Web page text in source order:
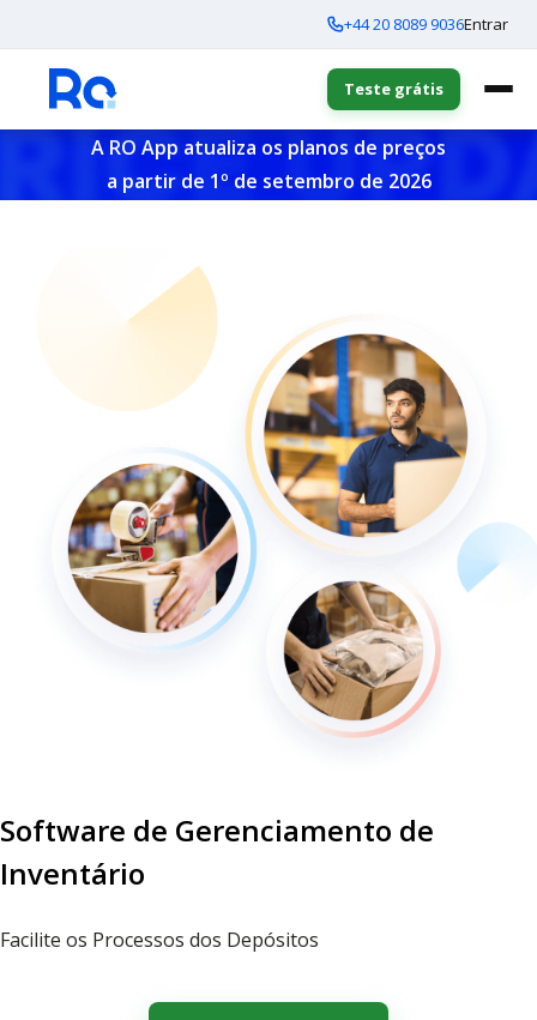
+44 20 8089 9036Entrar
Teste grátis
A RO App atualiza os planos de preços
a partir de 1º de setembro de 2026
Software de Gerenciamento de
Inventário
Facilite os Processos dos Depósitos